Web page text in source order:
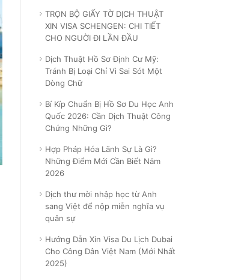
TRỌN BỘ GIẤY TỜ DỊCH THUẬT
XIN VISA SCHENGEN: CHI TIẾT
CHO NGUỜI ĐI LẦN ĐẦU
Dịch Thuật Hồ Sơ Định Cư Mỹ:
Tránh Bị Loại Chỉ Vì Sai Sót Một
Dòng Chữ
Bí Kíp Chuẩn Bị Hồ Sơ Du Học Anh
Quốc 2026: Cần Dịch Thuật Công
Chứng Những Gì?
Hợp Pháp Hóa Lãnh Sự Là Gì?
Những Điểm Mới Cần Biết Năm
2026
Dịch thư mời nhập học từ Anh
sang Việt để nộp miễn nghĩa vụ
quân sự
Hướng Dẫn Xin Visa Du Lịch Dubai
Cho Công Dân Việt Nam (Mới Nhất
2025)